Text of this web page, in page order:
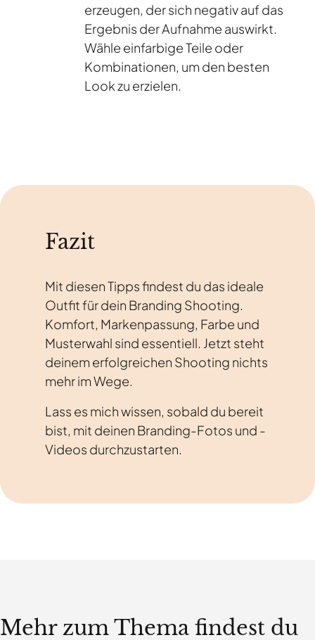
erzeugen, der sich negativ auf das
Ergebnis der Aufnahme auswirkt.
Wähle einfarbige Teile oder
Kombinationen, um den besten
Look zu erzielen.
Fazit
Mit diesen Tipps findest du das ideale
Outfit für dein Branding Shooting.
Komfort, Markenpassung, Farbe und
Musterwahl sind essentiell. Jetzt steht
deinem erfolgreichen Shooting nichts
mehr im Wege.
Lass es mich wissen, sobald du bereit
bist, mit deinen Branding-Fotos und -
Videos durchzustarten.
Mehr zum Thema findest du